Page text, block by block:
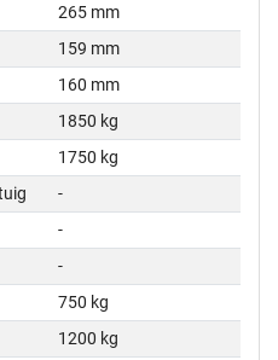
265 mm
159 mm
160 mm
1850 kg
1750 kg
-
-
-
750 kg
1200 kg